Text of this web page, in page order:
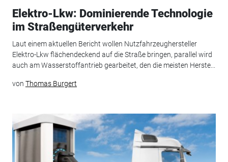
Elektro-Lkw: Dominierende Technologie
im Straßengüterverkehr
Laut einem aktuellen Bericht wollen Nutzfahrzeughersteller
Elektro-Lkw flächendeckend auf die Straße bringen, parallel wird
auch am Wasserstoffantrieb gearbeitet, den die meisten Herste...
von Thomas Burgert